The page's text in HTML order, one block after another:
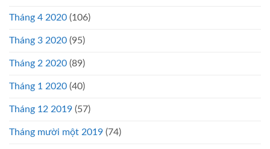
Tháng 4 2020 (106)
Tháng 3 2020 (95)
Tháng 2 2020 (89)
Tháng 1 2020 (40)
Tháng 12 2019 (57)
Tháng mười một 2019 (74)